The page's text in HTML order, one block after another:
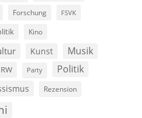
Forschung FSVK
Kino
Kunst Musik
Party Politik
Rezension